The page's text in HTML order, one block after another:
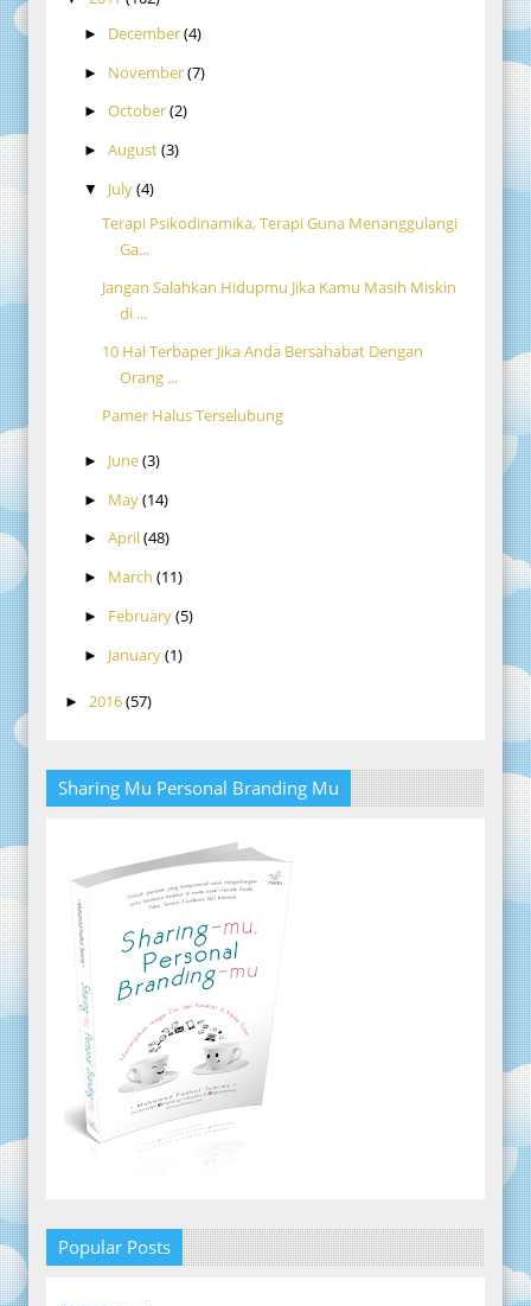
► December(4)
► November(7)
► October(2)
► August(3)
▼ July(4)
Terapi Psikodinamika, Terapi Guna Menanggulangi
Ga...
Jangan Salahkan Hidupmu Jika Kamu Masih Miskin
di ...
10 Hal Terbaper Jika Anda Bersahabat Dengan
Orang ...
Pamer Halus Terselubung
► June(3)
► May(14)
► April(48)
► March (11)
► February(5)
► January(1)
► 2016(57)
Sharing Mu Personal Branding Mu
Popular Posts